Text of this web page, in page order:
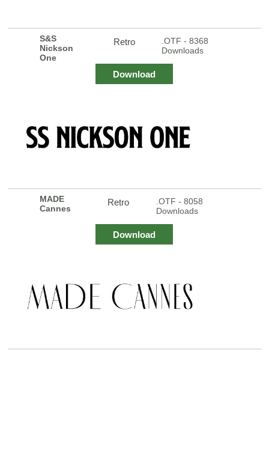
S&S
Nickson
One
Retro
.OTF - 8368
Downloads
Download
MADE
Cannes
Retro
.OTF - 8058
Downloads
Download